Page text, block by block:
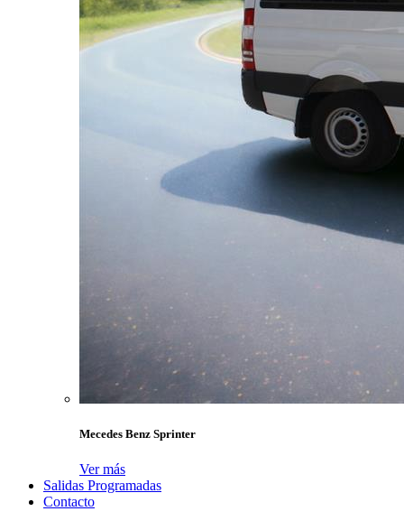
Mecedes Benz Sprinter
Ver más
Salidas Programadas
Contacto